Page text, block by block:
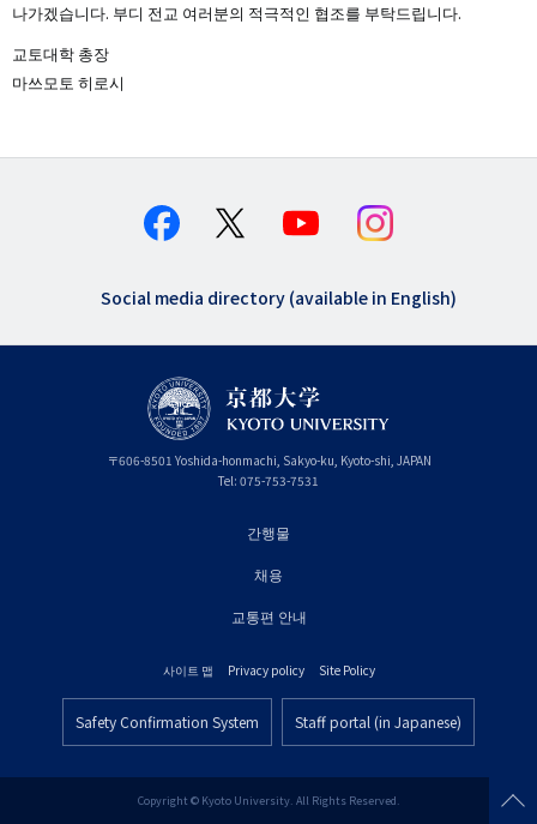
나가겠습니다. 부디 전교 여러분의 적극적인 협조를 부탁드립니다.
교토대학 총장
마쓰모토 히로시
Social media directory (available in English)
〒606-8501 Yoshida-honmachi, Sakyo-ku, Kyoto-shi, Kyoto
JAPAN
Tel: 075-753-7531
간행물
채용
교통편 안내
タ
사이트 맵 Privacy policy Site Policy
ッ
Safety Confirmation System Staff portal (in Japanese)
Copyright © Kyoto University. All Rights Reserved.